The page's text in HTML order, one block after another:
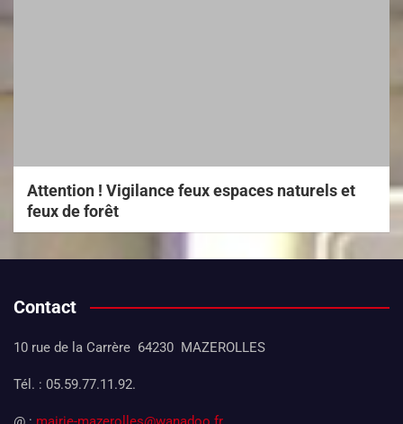
Attention ! Vigilance feux espaces naturels et
feux de forêt
Contact
10 rue de la Carrère 64230 MAZEROLLES
Tél. : 05.59.77.11.92.